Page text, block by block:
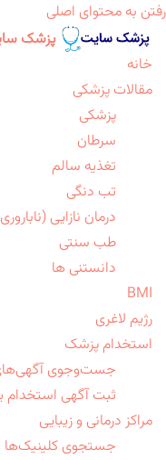
رفتن به محتوای اصلی
پزشک
خانه
مقالات پزشکی
پزشکی
سرطان
تغذیه سالم
تب دنگی
درمان نازایی
طب سنتی
دانستنی ها
BMI
رژیم لاغری
استخدام پزشک
جست‌وجوی
ثبت آگهی استخدام
مراکز درمانی و زیبایی
جستجوی کلینیک‌ها